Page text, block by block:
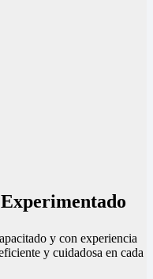
y con experiencia
y cuidadosa en cada